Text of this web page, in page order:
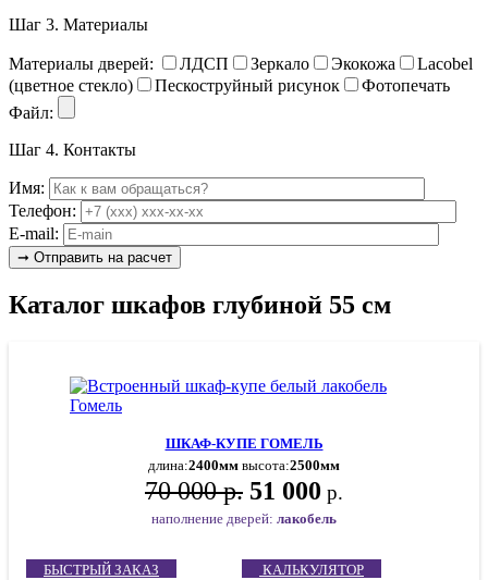
Шаг 3. Материалы
Материалы дверей: ЛДСП Зеркало Экокожа
Lacobel
(цветное стекло)
Пескоструйный рисунок
Фотопечать
Файл:
Шаг 4. Контакты
Имя:
Телефон:
E-mail:
Каталог шкафов глубиной 55 см
ШКАФ-КУПЕ ГОМЕЛЬ
длина:2400мм высота:2500мм
70 000 р. 51 000 р.
наполнение дверей: лакобель
БЫСТРЫЙ ЗАКАЗ КАЛЬКУЛЯТОР